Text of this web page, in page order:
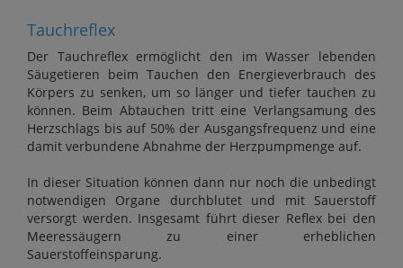
Tauchreflex
Der Tauchreflex ermöglicht den im Wasser lebenden
Säugetieren beim Tauchen den Energieverbrauch des
Körpers zu senken, um so länger und tiefer tauchen zu
können. Beim Abtauchen tritt eine Verlangsamung des
Herzschlags bis auf 50% der Ausgangsfrequenz und eine
damit verbundene Abnahme der Herzpumpmenge auf.
In dieser Situation können dann nur noch die unbedingt
notwendigen Organe durchblutet und mit Sauerstoff
versorgt werden. Insgesamt führt dieser Reflex bei den
Meeressäugern zu einer erheblichen
Sauerstoffeinsparung.